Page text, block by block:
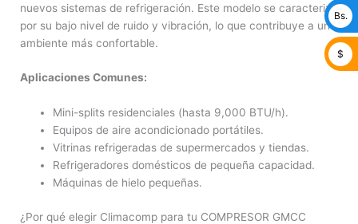
nuevos sistemas de refrigeración. Este modelo se caracteriza
por su bajo nivel de ruido y vibración, lo que contribuye a un
ambiente más confortable.
Aplicaciones Comunes:
Mini-splits residenciales (hasta 9,000 BTU/h).
Equipos de aire acondicionado portátiles.
Vitrinas refrigeradas de supermercados y tiendas.
Refrigeradores domésticos de pequeña capacidad.
Máquinas de hielo pequeñas.
¿Por qué elegir Climacomp para tu COMPRESOR GMCC
Bs.
$